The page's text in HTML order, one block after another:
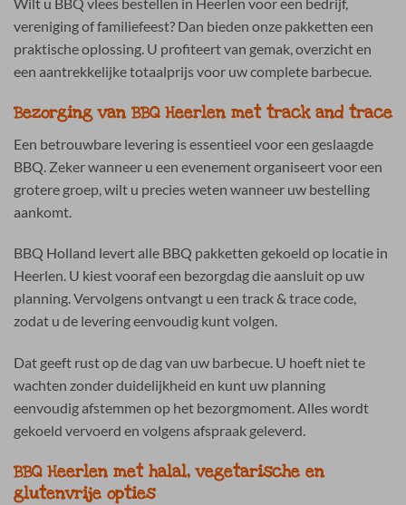
vereniging of familiefeest? Dan bieden onze pakketten een
praktische oplossing. U profiteert van gemak, overzicht en
een aantrekkelijke totaalprijs voor uw complete barbecue.
Bezorging van BBQ Heerlen met track and trace
Een betrouwbare levering is essentieel voor een geslaagde
BBQ. Zeker wanneer u een evenement organiseert voor een
grotere groep, wilt u precies weten wanneer uw bestelling
aankomt.
BBQ Holland levert alle BBQ pakketten gekoeld op locatie in
Heerlen. U kiest vooraf een bezorgdag die aansluit op uw
planning. Vervolgens ontvangt u een track & trace code,
zodat u de levering eenvoudig kunt volgen.
Dat geeft rust op de dag van uw barbecue. U hoeft niet te
wachten zonder duidelijkheid en kunt uw planning
eenvoudig afstemmen op het bezorgmoment. Alles wordt
gekoeld vervoerd en volgens afspraak geleverd.
BBQ Heerlen met halal, vegetarische en
glutenvrije opties